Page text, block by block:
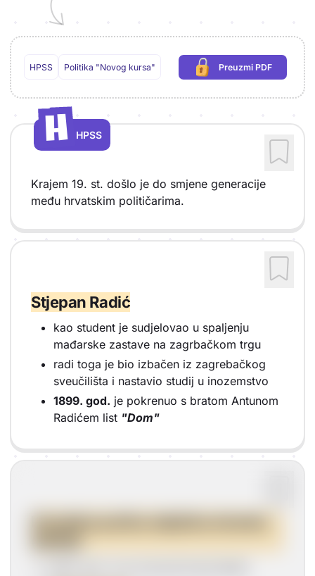
HPSS Politika "Novog kursa" Preuzmi PDF
(potrebna prijava)
H
H
HPSS
Krajem 19. st. došlo je do smjene generacije
među hrvatskim političarima.
Stjepan Radić
kao student je sudjelovao u spaljenju
mađarske zastave na zagrbačkom trgu
radi toga je bio izbačen iz zagrebačkog
sveučilišta i nastavio studij u inozemstvo
1899. god. je pokrenuo s bratom Antunom
Radićem list "Dom"
Hrvatska pučka seljačka stranka
(HPSS)